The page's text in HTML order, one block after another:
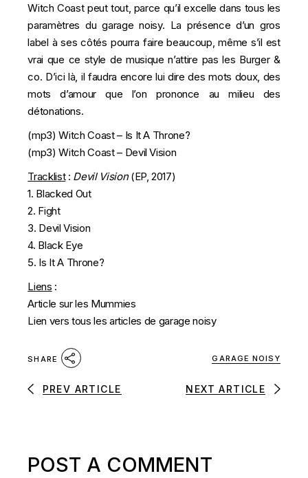
Witch Coast peut tout, parce qu’il excelle dans tous les
paramètres du garage noisy. La présence d’un gros
label à ses côtés pourra faire beaucoup, même s’il est
vrai que ce style de musique n’attire pas les Burger &
co. D’ici là, il faudra encore lui dire des mots doux, des
mots d’amour que l’on prononce au milieu des
détonations.
(mp3)Witch Coast – Is It A Throne?
(mp3)Witch Coast – Devil Vision
Tracklist: Devil Vision(EP, 2017)
1. Blacked Out
2. Fight
3. Devil Vision
4. Black Eye
5. Is It A Throne?
Liens :
Article sur les Mummies
Lien vers tous les articles de garage noisy
SHARE GARAGE NOISY
PREV ARTICLE NEXT ARTICLE
POST A COMMENT